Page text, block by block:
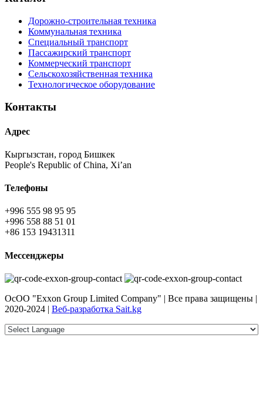
Дорожно-строительная техника
Коммунальная техника
Специальный транспорт
Пассажирский транспорт
Коммерческий транспорт
Сельскохозяйственная техника
Технологическое оборудование
Контакты
Адрес
Кыргызстан, город Бишкек
People's Republic of China, Xi’an
Телефоны
+996 555 98 95 95
+996 558 88 51 01
+86 153 19431311
Мессенджеры
ОсОО "Exxon Group Limited Company" | Все права защищены |
2020-2024 | Веб-разработка Sait.kg